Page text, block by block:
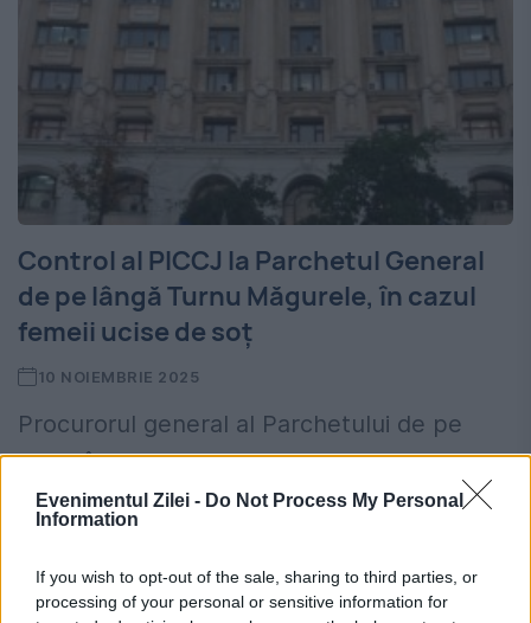
Evenimentul Zilei - Do Not Process My Personal
Information
If you wish to opt-out of the sale, sharing to third parties, or
processing of your personal or sensitive information for
Control al PICCJ la Parchetul General
de pe lângă Turnu Măgurele, în cazul
femeii ucise de soț
10 NOIEMBRIE 2025
Procurorul general al Parchetului de pe
lângă Înalta Curte de Casaţie şi Justiţie(
PICCJ) a dispus un control la Parchetul de
ce o femeie...